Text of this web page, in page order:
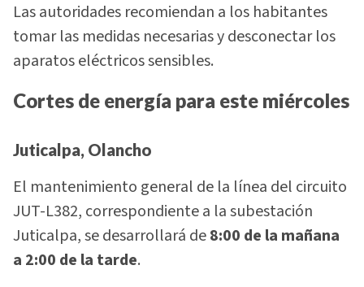
Las autoridades recomiendan a los habitantes
tomar las medidas necesarias y desconectar los
aparatos eléctricos sensibles.
Cortes de energía para este miércoles
Juticalpa, Olancho
El mantenimiento general de la línea del circuito
JUT-L382, correspondiente a la subestación
Juticalpa, se desarrollará de8:00 de la mañana
a 2:00 de la tarde.